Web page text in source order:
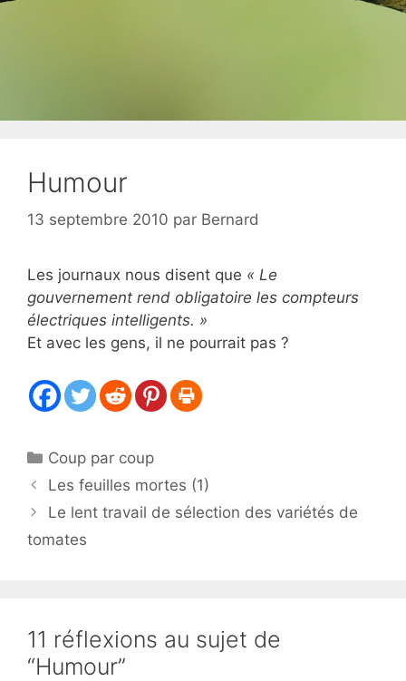
Humour
13 septembre 2010 par Bernard
Les journaux nous disent que « Le
gouvernement rend obligatoire les compteurs
électriques intelligents. »
Et avec les gens, il ne pourrait pas ?
Catégories
Coup par coup
Les feuilles mortes (1)
Le lent travail de sélection des variétés de
tomates
11 réflexions au sujet de
“Humour”